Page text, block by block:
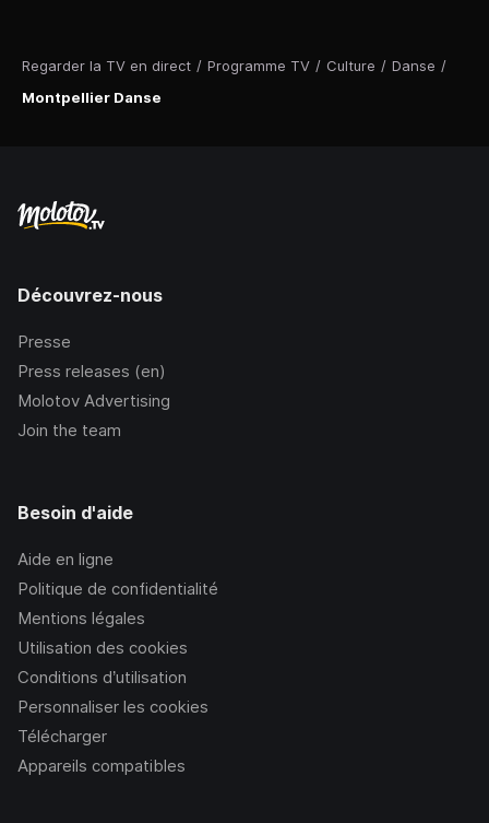
Regarder la TV en direct / Programme TV / Culture / Danse /
Montpellier Danse
Découvrez-nous
Presse
Press releases (en)
Molotov Advertising
Join the team
Besoin d'aide
Aide en ligne
Politique de confidentialité
Mentions légales
Utilisation des cookies
Conditions d’utilisation
Personnaliser les cookies
Télécharger
Appareils compatibles